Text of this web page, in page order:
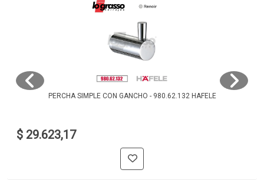
PERCHA SIMPLE CON GANCHO - 980.62.132 HAFELE
$ 29.623,17